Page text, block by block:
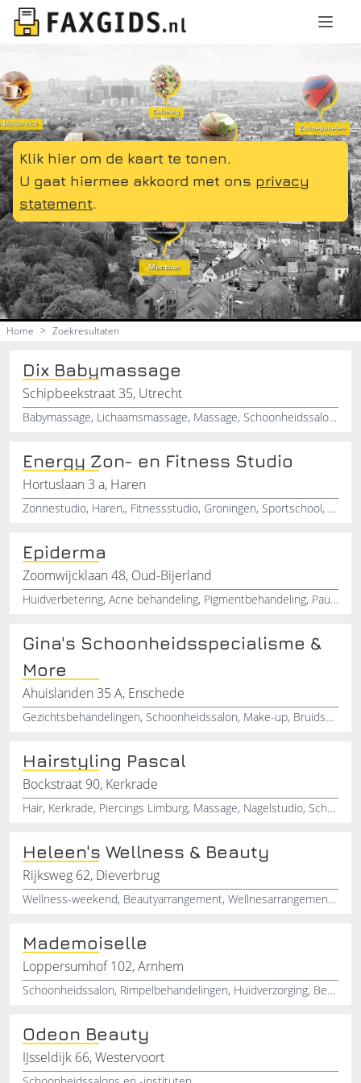
Klik hier om de kaart te tonen.
U gaat hiermee akkoord met ons privacy
statement.
Home > Zoekresultaten
Dix Babymassage
Schipbeekstraat 35, Utrecht
Babymassage, Lichaamsmassage, Massage, Schoonheidssalon, Utrecht
Energy Zon- en Fitness Studio
Hortuslaan 3 a, Haren
Zonnestudio, Haren,, Fitnessstudio, Groningen, Sportschool, Studio Energy, Schoonheidssalon, Pedicure
Epiderma
Zoomwijcklaan 48, Oud-Bijerland
Huidverbetering, Acne behandeling, Pigmentbehandeling, Paula's choice, Schoonheidsbehandeling, Fruitzuurpeeling, Wenkbrauwbehandeling, Brauwbar, Huidverzorgingssalon, Rimpelbehandeling
Gina's Schoonheidsspecialisme &
More
Ahuislanden 35 A, Enschede
Gezichtsbehandelingen, Schoonheidssalon, Make-up, Bruidsmake-up, Harsen, Enschede, Overijssel
Hairstyling Pascal
Bockstraat 90, Kerkrade
Hair, Kerkrade, Piercings Limburg, Massage, Nagelstudio, Schoonheidssalon
Heleen's Wellness & Beauty
Rijksweg 62, Dieverbrug
Wellness-weekend, Beautyarrangement, Wellnesarrangement, Beautycenter, Weekendarrangement, Wellness, Drenthe, Tan Spray, Schoonheidssalon, Relaxweekend
Mademoiselle
Loppersumhof 102, Arnhem
Schoonheidssalon, Rimpelbehandelingen, Huidverzorging, Beautycentrum, Permanentontharen, Definitiefontharen, sSchoonheidsbehandelingen, Massagesalon, Pedicuresalon, Manicuresalon
Odeon Beauty
IJsseldijk 66, Westervoort